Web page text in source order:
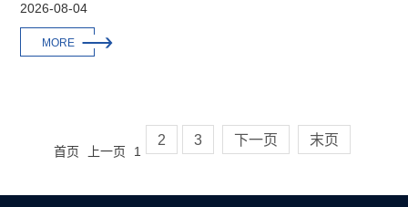
2026-08-04
MORE 
首页 上一页 1
2 3 下一页 末页